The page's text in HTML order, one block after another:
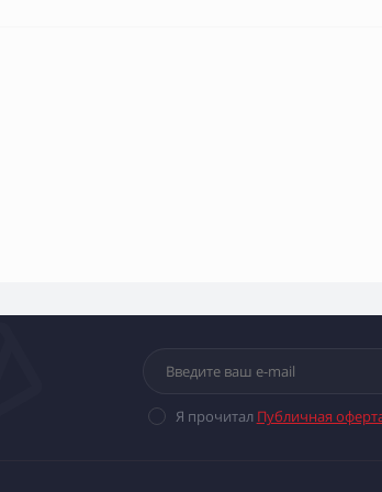
Я прочитал Публичная